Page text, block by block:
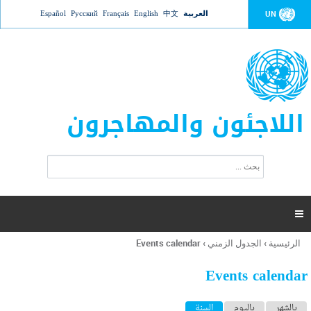
Jump to navigation UN العربية 中文
English
Français
Русский
Español
اللاجئون والمهاجرون
ت
ر
ل
ح
ب

أنت
هنا
الرئيسية › الجدول الزمني ›
Events calendar
Events calendar